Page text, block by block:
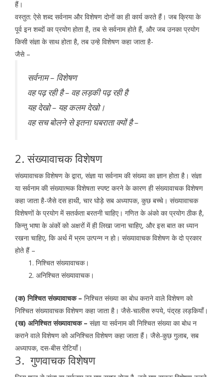
हैं।
वस्तुत: ऐसे शब्द सर्वनाम और विशेषण दोनों का ही कार्य करते हैं। जब क्रिया के
पूर्व इन शब्दों का प्रयोग होता है, तब से सर्वनाम होते हैं, और जब उनका प्रयोग
किसी संज्ञा के साथ होता है, तब उन्हे विशेषण कहा जाता है-
जैसे –
सर्वनाम – विशेषण
वह पढ़ रही है – वह लड़की पढ़ रही है
यह देखो – यह कलम देखो।
वह सच बोलने से इतना घबराता क्यों है –
2. संख्यावाचक विशेषण
संख्यावाचक विशेषण के द्वारा, संज्ञा या सर्वनाम की संख्या का ज्ञान होता है। संज्ञा
या सर्वनाम की संख्यात्मक विशेषता स्पष्ट करने के कारण ही संख्यावाचक विशेषण
कहा जाता है-जैसे दस हाथी, चार घोड़े सब अध्यापक, कुछ बच्चे। संख्यावाचक
विशेषणों के प्रयोग में सतर्कता बरतनी चाहिए। गणित के अंको का प्रयोग ठीक है,
किन्तु भाषा के अंकों को अक्षरों में ही लिखा जाना चाहिए, और इस बात का ध्यान
रखना चाहिए, कि अर्थ में भ्रम उत्पन्न न हो। संख्यावाचक विशेषण के दो प्रकार
होते हैं –
निश्चित संख्यावाचक।
अनिश्चित संख्यावाचक।
(क) निश्चित संख्यावाचक – निश्चित संख्या का बोध कराने वाले विशेषण को
निश्चित संख्यावाचक विशेषण कहा जाता है। जैसे-चालीस रुपये, पंद्रह लड़कियाँ।
(ख) अनिश्चित संख्यावाचक – संज्ञा या सर्वनाम की निश्चित संख्या का बोध न
कराने वाले विशेषण को अनिश्चित विशेषण कहा जाता हैं। जैसे-कुछ गुलाब, सब
अध्यापक, दस-बीस रोटियाँ।
3. गुणवाचक विशेषण